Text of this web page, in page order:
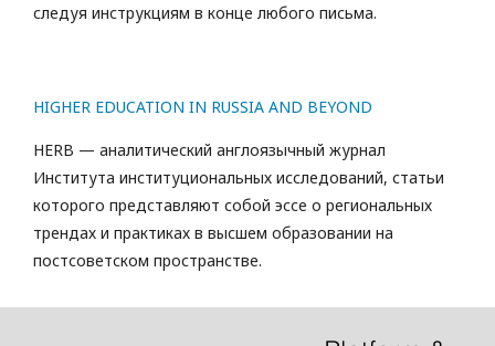
следуя инструкциям в конце любого письма.
HIGHER EDUCATION IN RUSSIA AND BEYOND
HERB — аналитический англоязычный журнал
Института институциональных исследований, статьи
которого представляют собой эссе о региональных
трендах и практиках в высшем образовании на
постсоветском пространстве.